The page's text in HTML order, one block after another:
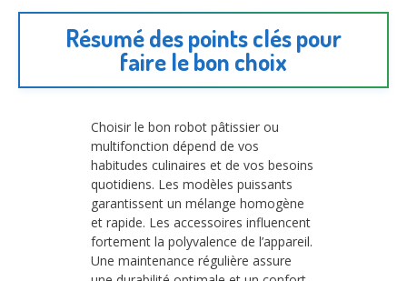
Résumé des points clés pour
faire le bon choix
Choisir le bon robot pâtissier ou
multifonction dépend de vos
habitudes culinaires et de vos besoins
quotidiens. Les modèles puissants
garantissent un mélange homogène
et rapide. Les accessoires influencent
fortement la polyvalence de l’appareil.
Une maintenance régulière assure